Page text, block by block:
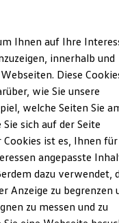
Nutzfahrzeuge
Buzz
Caravelle
Modelle
Ihnen auf Ihre
innerhalb und
Diese
wie Sie unsere
welche Seiten Sie
sich auf der Seite
ist es, Ihnen für
angepasste
dazu verwendet,
Anzeige zu begrenzen
zu messen und zu